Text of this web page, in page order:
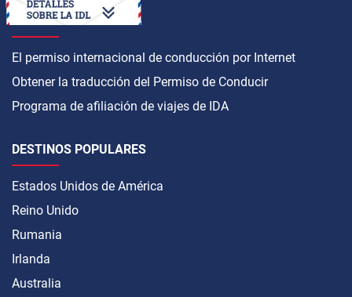
CÓMO OBTENER
El permiso internacional de conducción por Internet
Obtener la traducción del Permiso de Conducir
Programa de afiliación de viajes de IDA
DESTINOS POPULARES
Estados Unidos de América
Reino Unido
Rumania
Irlanda
Australia